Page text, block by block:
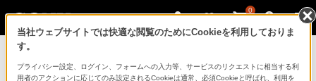
0
製品を安全に、安心してご使用いただ
当社ウェブサイトでは快適な閲覧のためにCookieを利用しておりま
す。
プライバシー設定、ログイン、フォームへの入力等、サービスのリクエストに相当する利
用者のアクションに応じてのみ設定されるCookieは通常、必須Cookieと呼ばれ、利用を